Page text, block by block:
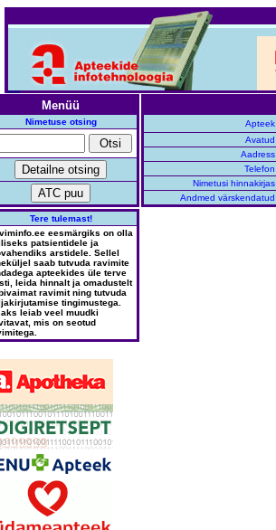
Menüü
Nimetuse otsing
Tere tulemast!
eesmärgiks on olla
patsientidele ja
arstidele. Sellel
saab tutvuda ravimite
apteekides üle terve
leida hinnalt ja omadustelt
ravimit ning tutvuda
tingimustega.
leiab veel muudki
mis on seotud
Apteek
Avatud
Aadress
Telefon
Nimetusi hinnakirjas
Andmed värskendatud